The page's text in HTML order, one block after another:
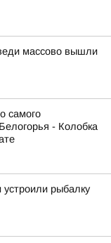
массово вышли
самого
- Колобка
рыбалку